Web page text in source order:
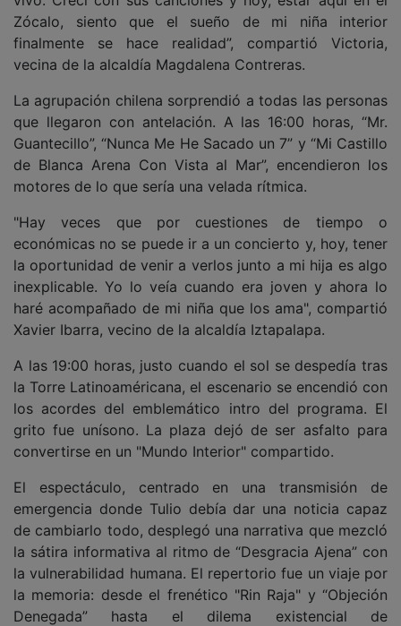
Zócalo, siento que el sueño de mi niña interior
finalmente se hace realidad”, compartió Victoria,
vecina de la alcaldía Magdalena Contreras.
La agrupación chilena sorprendió a todas las personas
que llegaron con antelación. A las 16:00 horas, “Mr.
Guantecillo”, “Nunca Me He Sacado un 7” y “Mi Castillo
de Blanca Arena Con Vista al Mar”, encendieron los
motores de lo que sería una velada rítmica.
"Hay veces que por cuestiones de tiempo o
económicas no se puede ir a un concierto y, hoy, tener
la oportunidad de venir a verlos junto a mi hija es algo
inexplicable. Yo lo veía cuando era joven y ahora lo
haré acompañado de mi niña que los ama", compartió
Xavier Ibarra, vecino de la alcaldía Iztapalapa.
A las 19:00 horas, justo cuando el sol se despedía tras
la Torre Latinoaméricana, el escenario se encendió con
los acordes del emblemático intro del programa. El
grito fue unísono. La plaza dejó de ser asfalto para
convertirse en un "Mundo Interior" compartido.
El espectáculo, centrado en una transmisión de
emergencia donde Tulio debía dar una noticia capaz
de cambiarlo todo, desplegó una narrativa que mezcló
la sátira informativa al ritmo de “Desgracia Ajena” con
la vulnerabilidad humana. El repertorio fue un viaje por
la memoria: desde el frenético "Rin Raja" y “Objeción
Denegada” hasta el dilema existencial de